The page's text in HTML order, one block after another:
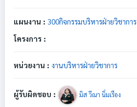
แผนงาน : 300กิจกรรมบริหารฝ่ายวิชาการ
โครงการ :
หน่วยงาน : งานบริหารฝ่ายวิชาการ
ผู้รับผิดชอบ : มิส วีณา นิ่มเรือง